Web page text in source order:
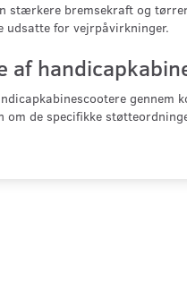
stærkere bremsekraft og
for vejrpåvirkninger.
gennem
om de specifikke